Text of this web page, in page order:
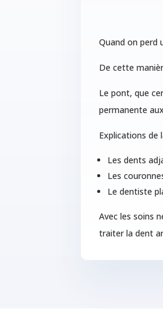
Quand on perd
De cette
Le pont, que
permanente
Explications de
Les dents
Les
Le dentiste
Avec les soins
traiter la dent